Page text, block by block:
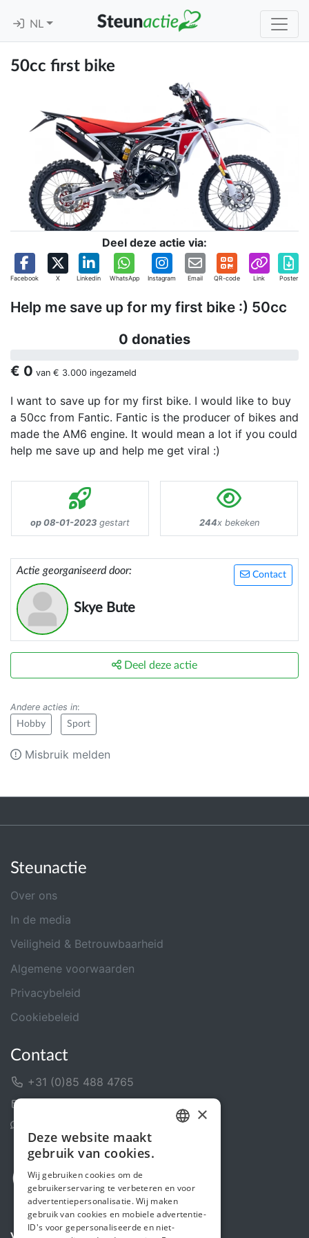
NL
50cc first bike
Deel deze actie via:
Facebook X Linkedin WhatsApp Instagram Email QR-code Link Poster
Help me save up for my first bike :) 50cc
0 donaties
€ 0 van € 3.000 ingezameld
I want to save up for my first bike. I would like to buy
a 50cc from Fantic. Fantic is the producer of bikes and
made the AM6 engine. It would mean a lot if you could
help me save up and help me get viral :)
op 08-01-2023 gestart 244x bekeken
Contact
Actie georganiseerd door:
Skye Bute
Deel deze actie
Andere acties in:
Hobby Sport
Misbruik melden
Steunactie
Over ons
In de media
Veiligheid & Betrouwbaarheid
Algemene voorwaarden
Privacybeleid
Cookiebeleid
Contact
+31 (0)85 488 4765
ENGLISH
×
Deze website maakt
gebruik van cookies.
Wij gebruiken cookies om de
gebruikerservaring te verbeteren en voor
advertentiepersonalisatie. Wij maken
gebruik van cookies en mobiele advertentie-
ID's voor gepersonaliseerde en niet-